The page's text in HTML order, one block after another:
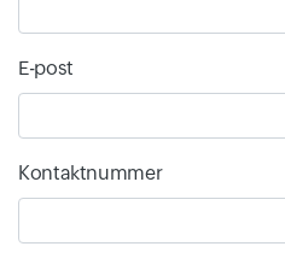
E-post
Kontaktnummer